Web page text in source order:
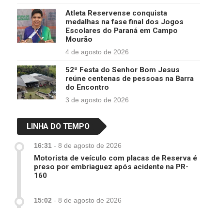
Atleta Reservense conquista
medalhas na fase final dos Jogos
Escolares do Paraná em Campo
Mourão
4 de agosto de 2026
52ª Festa do Senhor Bom Jesus
reúne centenas de pessoas na Barra
do Encontro
3 de agosto de 2026
LINHA DO TEMPO
16:31 - 8 de agosto de 2026
Motorista de veículo com placas de Reserva é
preso por embriaguez após acidente na PR-
160
15:02 - 8 de agosto de 2026